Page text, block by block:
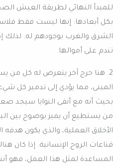
للمبدأ النهائي لطريقة العيش
بكل أبعادها: إنها ليست فقط
الشرق والغرب بوجودهم له. لذلك
تندم على أموالها.
2. هنا حرج آخر يتعرض له كل من
المبنى، مما يؤدي إلى تدمير كل
بحيث أنه مع أنقى النوايا سيجد
من يستطيع أن يميز بوضوح بين
الأخلاق العملية، والذي يكون
قناعات الروح الإنسانية. إذا كان
المساعدة لمثل هذا العمل، فهو